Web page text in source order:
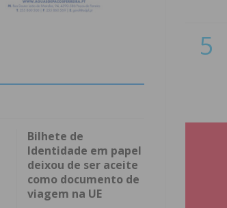
Bilhete de
Identidade em papel
deixou de ser aceite
como documento de
viagem na UE
5